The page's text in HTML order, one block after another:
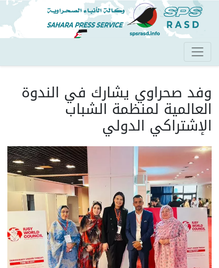
تجاوز
إلى
المحتوى
الرئيسي
وفد صحراوي يشارك في الندوة
العالمية لمنظمة الشباب
الإشتراكي الدولي